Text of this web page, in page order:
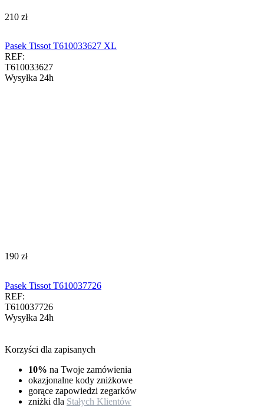
‍210‍ zł
Pasek Tissot T610033627 XL
REF:
T610033627
Wysyłka 24h
‍190‍ zł
Pasek Tissot T610037726
REF:
T610037726
Wysyłka 24h
Korzyści dla zapisanych
10% na Twoje zamówienia
okazjonalne kody zniżkowe
gorące zapowiedzi zegarków
zniżki dla Stałych Klientów